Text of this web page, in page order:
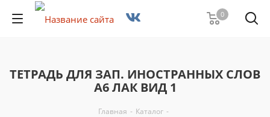
0
ТЕТРАДЬ ДЛЯ ЗАП. ИНОСТРАННЫХ СЛОВ
А6 ЛАК ВИД 1
Главная - Каталог -